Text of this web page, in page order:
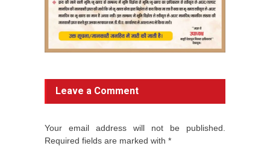
Leave a Comment
Your email address will not be published.
Required fields are marked with *